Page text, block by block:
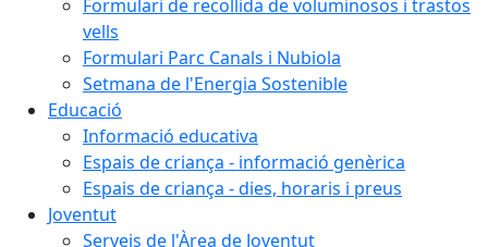
Formulari de recollida de voluminosos i trastos
vells
Formulari Parc Canals i Nubiola
Setmana de l'Energia Sostenible
Educació
Informació educativa
Espais de criança - informació genèrica
Espais de criança - dies, horaris i preus
Joventut
Serveis de l'Àrea de Joventut